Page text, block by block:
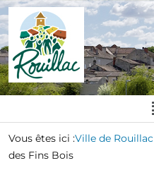
Vous êtes ici :Ville de Rouillac
des Fins Bois